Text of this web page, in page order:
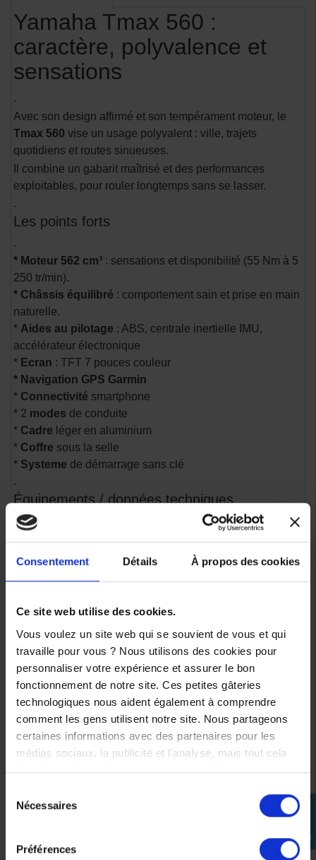
Consentement Détails À propos des cookies
Ce site web utilise des cookies.
Vous voulez un site web qui se souvient de vous et qui
travaille pour vous ? Nous utilisons des cookies pour
personnaliser votre expérience et assurer le bon
fonctionnement de notre site. Ces petites gâteries
technologiques nous aident également à comprendre
comment les gens utilisent notre site. Nous partageons
certaines informations avec des partenaires pour les
médias sociaux, la publicité et l'analyse, mais tout cela
dans le but de rendre votre visite géniale !
Nécessaires
Préférences
perm_identity
connecter
Yamaha Tmax 560 :
caractère, polyvalence et
sensations
.
Avec son design affirmé et son tempérament moteur, le
Tmax 560 vise un usage polyvalent : ville, trajets
quotidiens et routes sinueuses.
Il combine un gabarit maîtrisé et des performances
exploitables, pour rouler longtemps sans se lasser.
.
Les points forts
.
* Moteur 562 cm³ : sensations et disponibilité (55 Nm à 5
250 tr/min).
* Châssis équilibré : comportement sain et prise en main
naturelle.
* Aides au pilotage : ABS, centrale inertielle IMU,
accélérateur électronique
* Ecran : TFT 7 pouces couleur
* Navigation GPS Garmin
* Connectivité smartphone
* 2 modes de conduite
* Cadre léger en aluminium
* Coffre sous la selle
* Systeme de démarrage sans clé
.
Équipements / données techniques
principales
* Couple :
55 Nm à 5 250 tr/min
Couleurs disponibles
* Icon Black
* Tech Kamo
Conclusion
UnTmax 560idéale si tu cherches une scooterplaisant
polyvalentet cohérent au quotidien, avec des
caractéristiques techniques claires et un vrai
et accessoires d’origine constructeur, sélectionnés